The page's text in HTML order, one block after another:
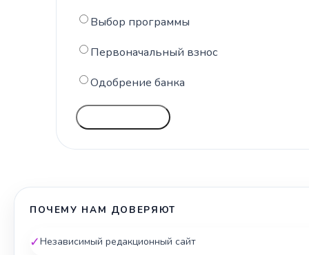
Выбор программы
Первоначальный взнос
Одобрение банка
ПОЧЕМУ НАМ ДОВЕРЯЮТ
✓Независимый редакционный сайт